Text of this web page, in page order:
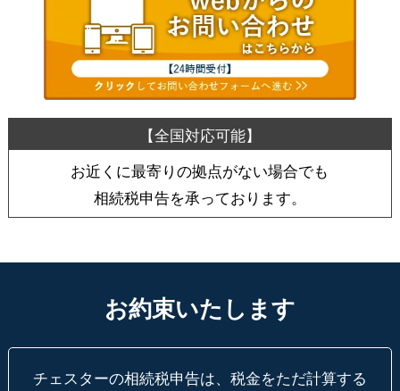
お近くに最寄りの拠点がない場合でも
相続税申告を承っております。
お約束いたします
チェスターの相続税申告は、税金をただ計算する